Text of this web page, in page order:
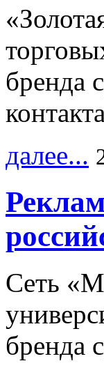
бренда
далее...
Сеть
бренда